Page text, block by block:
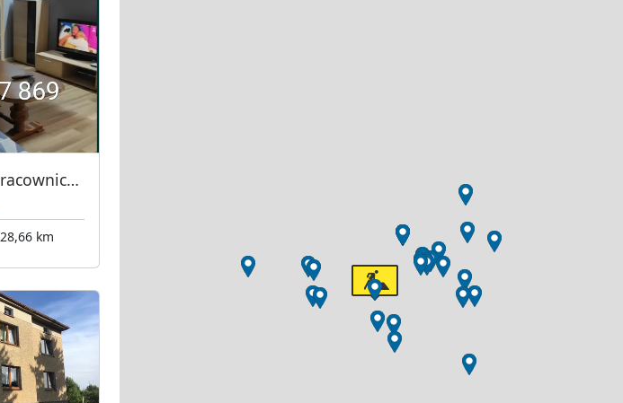
Mieszkania pracownicze Knurów
28,66 km